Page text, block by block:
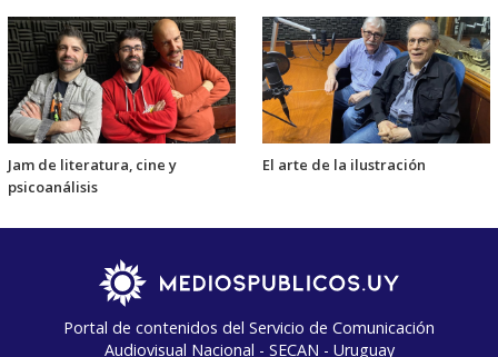
Jam de literatura, cine y
psicoanálisis
El arte de la ilustración
Portal de contenidos del Servicio de Comunicación
Audiovisual Nacional - SECAN - Uruguay